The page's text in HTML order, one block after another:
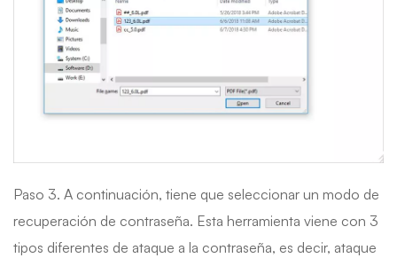
Paso 3. A continuación, tiene que seleccionar un modo de
recuperación de contraseña. Esta herramienta viene con 3
tipos diferentes de ataque a la contraseña, es decir, ataque